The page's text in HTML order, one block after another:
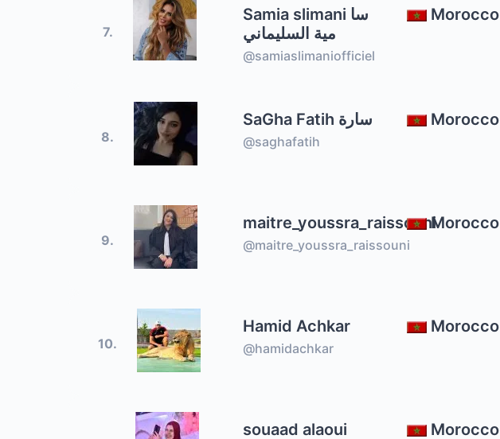
7.
Samia slimani سا
مية السليماني
@samiaslimaniofficiel
Morocco
8.
SaGha Fatih سارة
@saghafatih
Morocco
9.
maitre_youssra_raissouni
@maitre_youssra_raissouni
Morocco
10.
Hamid Achkar
@hamidachkar
Morocco
souaad alaoui Morocco